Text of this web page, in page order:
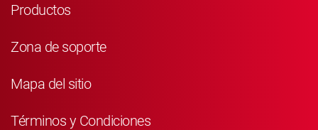
Productos
Zona de soporte
Mapa del sitio
Términos y Condiciones